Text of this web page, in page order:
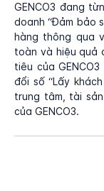
GENCO3 đang
doanh “Đảm bảo
hàng thông qua
toàn và hiệu quả
tiêu của
đổi số “Lấy
trung tâm, tài
của GENCO3.